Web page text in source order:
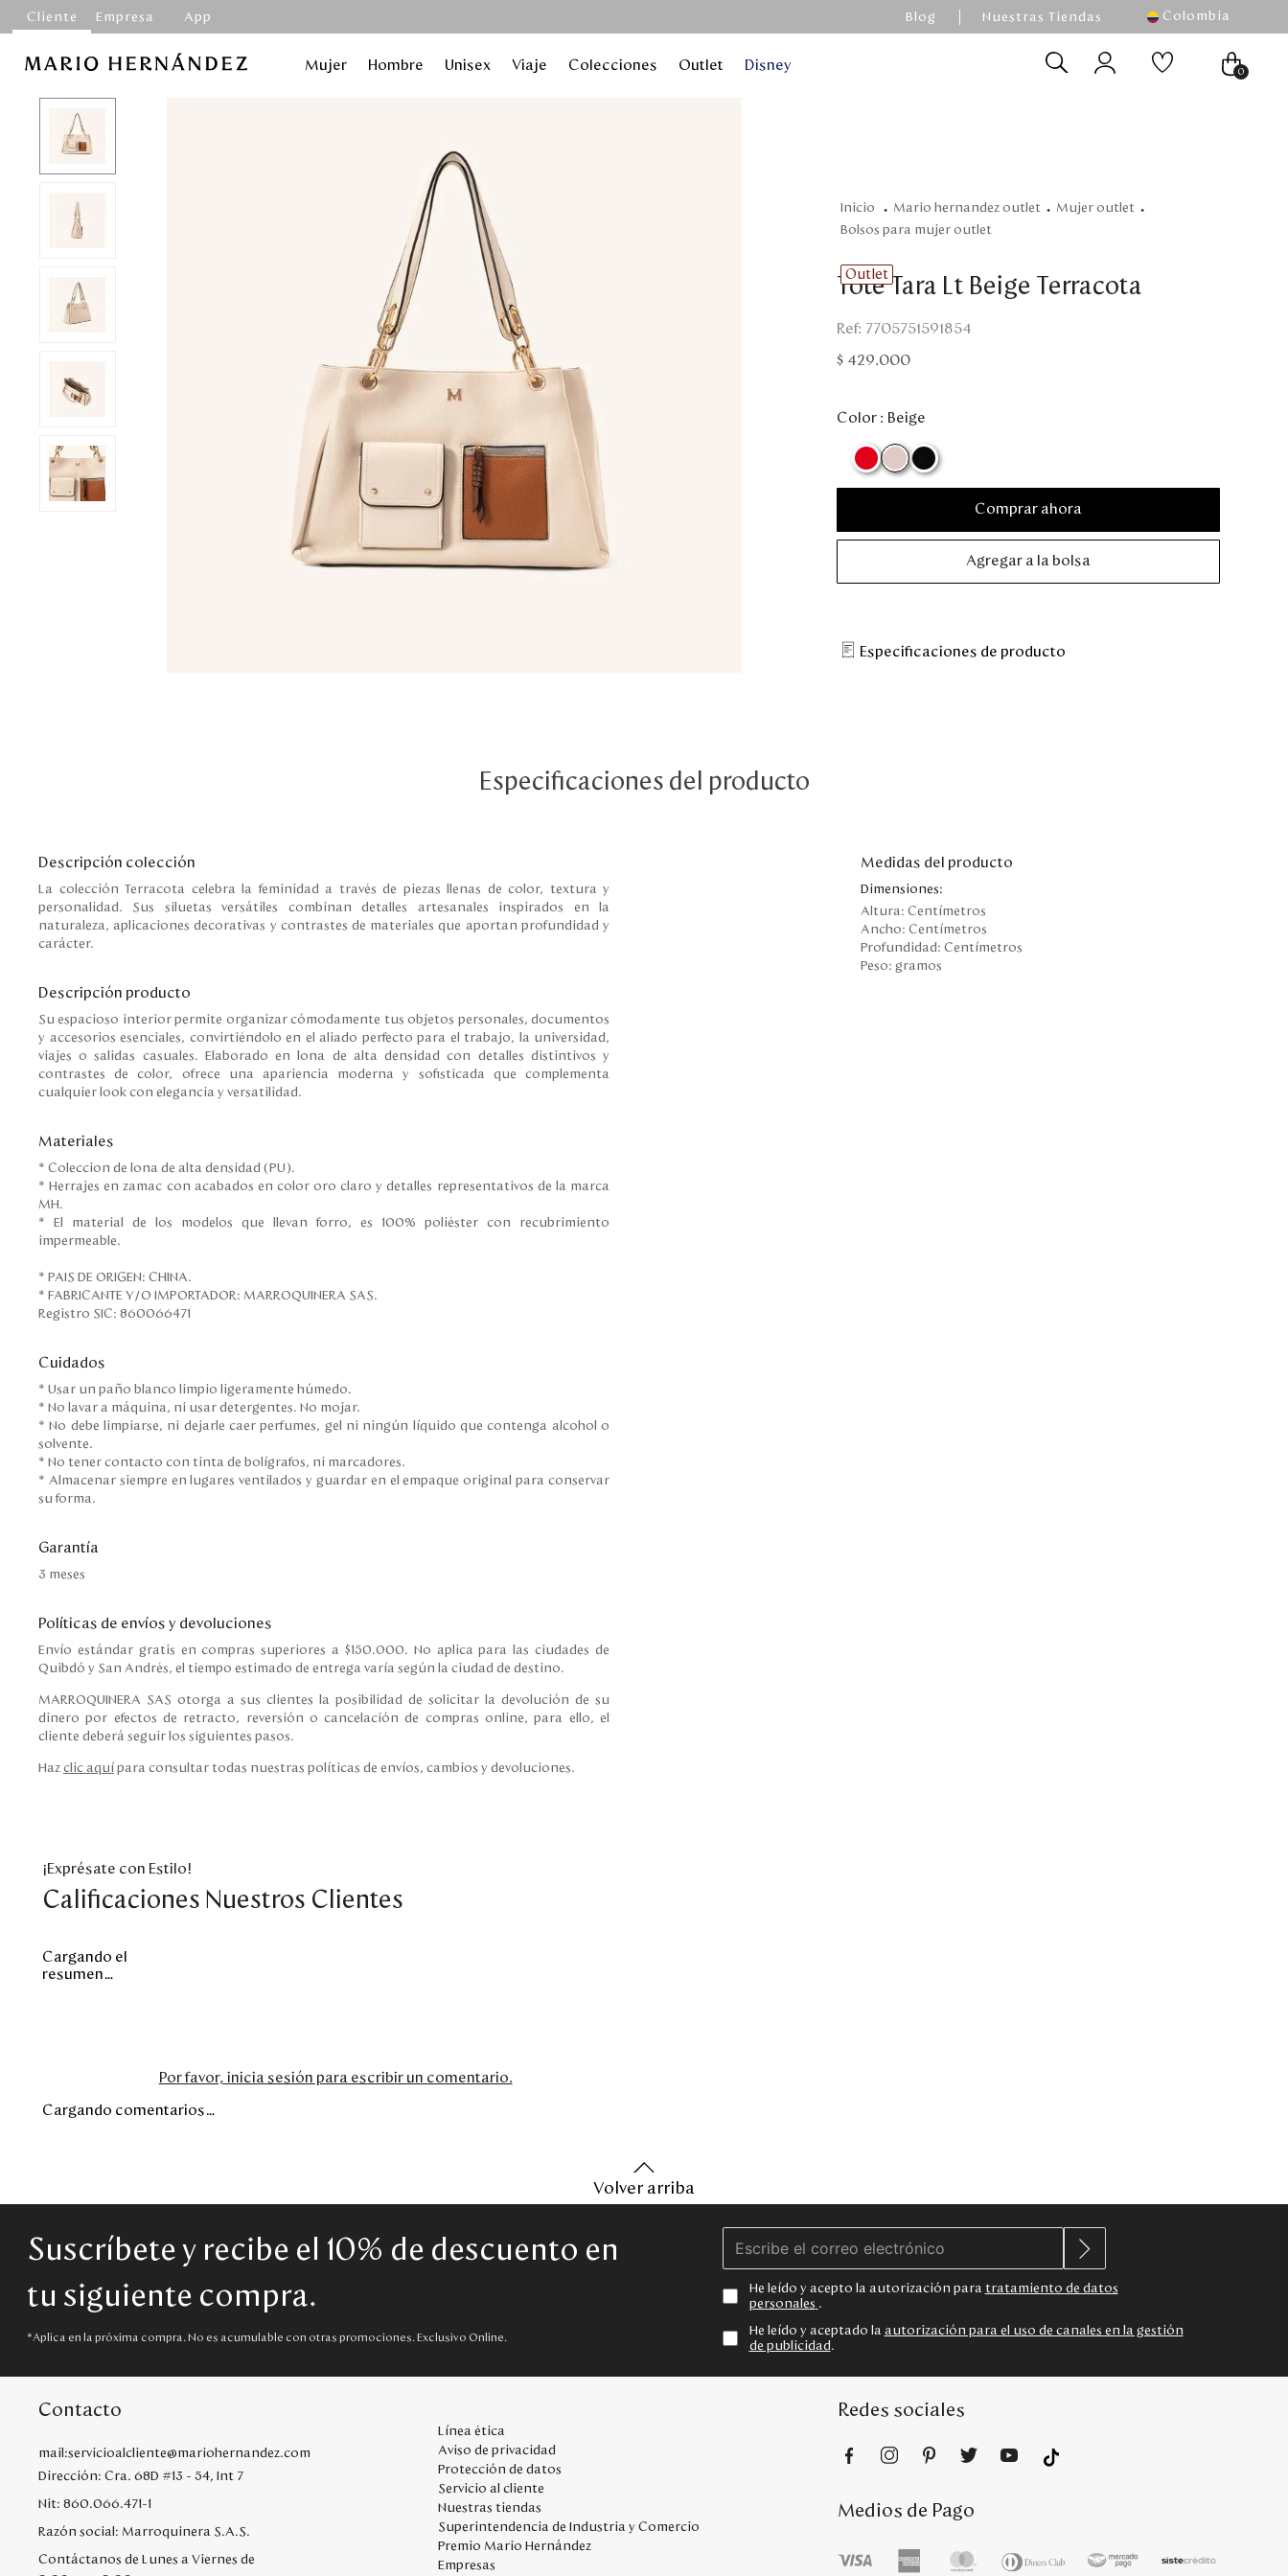
Cliente Empresa App Blog Nuestras Tiendas Colombia
Mujer Hombre Unisex Viaje Colecciones Outlet Disney 0
mario hernandez outlet
mujer outlet
bolsos para mujer outlet
Outlet
Tote Tara Lt Beige Terracota
: 7705751591854
$ 429.000
Color : Beige
Comprar ahora
Agregar a la bolsa
Especificaciones de producto
Especificaciones del producto
Descripción colección
La colección Terracota celebra la feminidad a través de piezas llenas de color, textura y
personalidad. Sus siluetas versátiles combinan detalles artesanales inspirados en la
naturaleza, aplicaciones decorativas y contrastes de materiales que aportan profundidad y
carácter.
Descripción producto
Su espacioso interior permite organizar cómodamente tus objetos personales, documentos
y accesorios esenciales, convirtiéndolo en el aliado perfecto para el trabajo, la universidad,
viajes o salidas casuales. Elaborado en lona de alta densidad con detalles distintivos y
contrastes de color, ofrece una apariencia moderna y sofisticada que complementa
cualquier look con elegancia y versatilidad.
Materiales
* Coleccion de lona de alta densidad (PU).
* Herrajes en zamac con acabados en color oro claro y detalles representativos de la marca
MH.
* El material de los modelos que llevan forro, es 100% poliéster con recubrimiento
impermeable.
* PAIS DE ORIGEN: CHINA.
* FABRICANTE Y/O IMPORTADOR: MARROQUINERA SAS.
Registro SIC: 860066471
Cuidados
* Usar un paño blanco limpio ligeramente húmedo.
* No lavar a máquina, ni usar detergentes. No mojar.
* No debe limpiarse, ni dejarle caer perfumes, gel ni ningún líquido que contenga alcohol o
solvente.
* No tener contacto con tinta de bolígrafos, ni marcadores.
* Almacenar siempre en lugares ventilados y guardar en el empaque original para conservar
su forma.
Garantía
3 meses
Políticas de envíos y devoluciones
Envío estándar gratis en compras superiores a $150.000. No aplica para las ciudades de
Quibdó y San Andrés, el tiempo estimado de entrega varía según la ciudad de destino.
MARROQUINERA SAS otorga a sus clientes la posibilidad de solicitar la devolución de su
dinero por efectos de retracto, reversión o cancelación de compras online, para ello, el
cliente deberá seguir los siguientes pasos.
Haz clic aquí para consultar todas nuestras políticas de envíos, cambios y devoluciones.
Medidas del producto
Dimensiones:
Altura:Centímetros
Ancho:Centímetros
Profundidad:Centímetros
Peso:gramos
¡Exprésate con Estilo!
Calificaciones Nuestros Clientes
Cargando el
resumen…
Por favor, inicia sesión para escribir un comentario.
Cargando comentarios…
Volver arriba
Suscríbete y recibe el 10% de descuento en
tu siguiente compra.
*Aplica en la próxima compra. No es acumulable con otras promociones. Exclusivo Online.
He leído y acepto la autorización para tratamiento de datos
personales .
He leído y aceptado la autorización para el uso de canales en la gestión
de publicidad .
Contacto
mail:servicioalcliente@mariohernandez.com
Dirección: Cra. 68D #13 - 54, Int 7
Nit: 860.066.471-1
Razón social: Marroquinera S.A.S.
Contáctanos de Lunes a Viernes de
Línea ética
Aviso de privacidad
Protección de datos
Servicio al cliente
Nuestras tiendas
Superintendencia de Industria y Comercio
Premio Mario Hernández
Empresas
Redes sociales
Medios de Pago